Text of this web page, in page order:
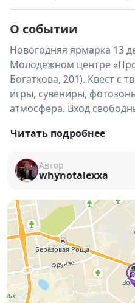
О событии
Новогодняя ярмарка 13
Молодёжном центре
Богаткова, 201). Квест с
игры, сувениры,
атмосфера. Вход
✨🎄Новогодняя
Готовьтесь к волшебству:
Молодёжный центр
превратится в
творчества и
📅Дата:13 декабря 2025
⏰Время:14:00
📍Место:Молодёжный
Бориса Богаткова, 201
🎟Вход свободный
Читать подробнее
Автор
whynotalexxa